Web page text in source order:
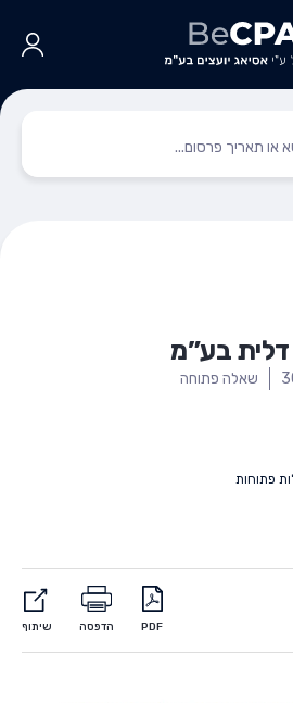
בע”מ
שאלה פתוחה
פתוחות
PDF הדפסה שיתוף